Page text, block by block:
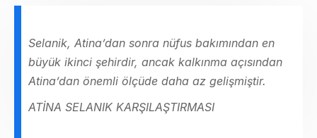
Selanik, Atina’dan sonra nüfus bakımından en
büyük ikinci şehirdir, ancak kalkınma açısından
Atina’dan önemli ölçüde daha az gelişmiştir.
ATİNA SELANIK KARŞILAŞTIRMASI